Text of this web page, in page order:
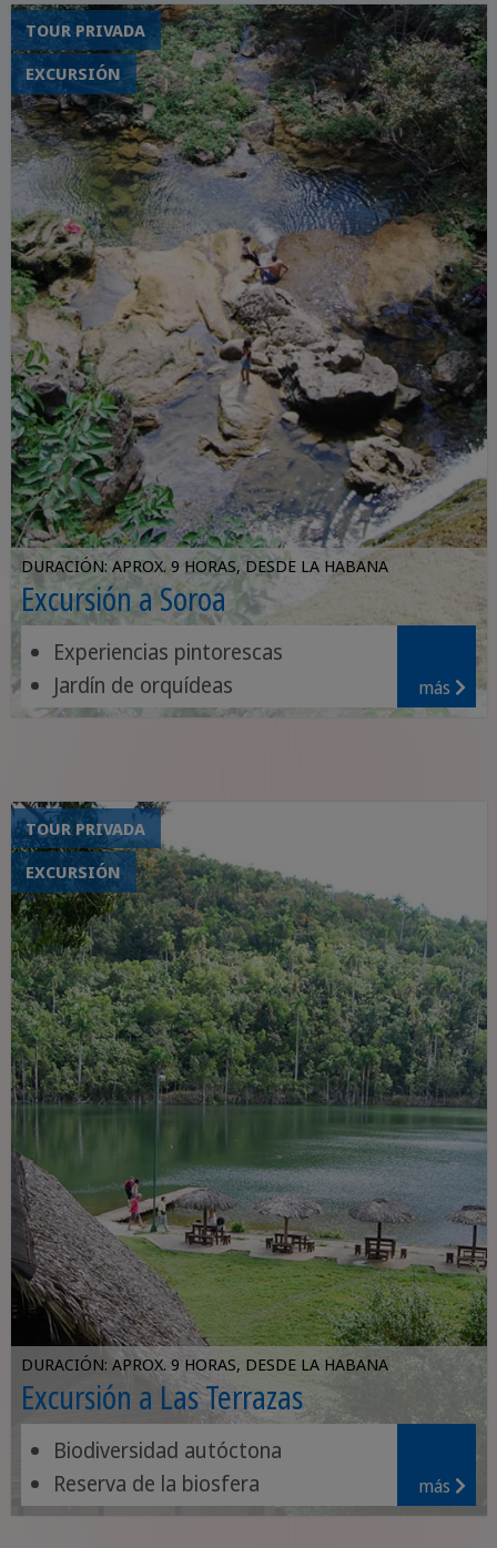
TOUR PRIVADA
EXCURSIÓN
DURACIÓN: APROX. 9 HORAS, DESDE LA HABANA
Excursión a Soroa
Experiencias pintorescas
Jardín de orquídeas
Cascada de 20 metros de altura
más
TOUR PRIVADA
EXCURSIÓN
DURACIÓN: APROX. 9 HORAS, DESDE LA HABANA
Excursión a Las Terrazas
Biodiversidad autóctona
Reserva de la biosfera
Antigua plantación de café
más